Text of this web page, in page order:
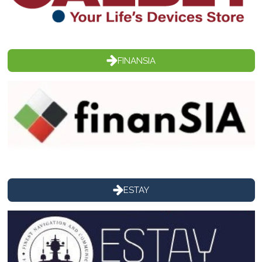
FINANSIA
ESTAY